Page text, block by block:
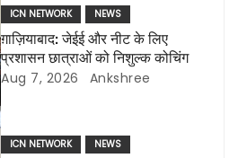
ICN NETWORK NEWS
ग़ाज़ियाबाद: जेईई और नीट के लिए
प्रशासन छात्राओं को निशुल्क कोचिंग
Aug 7, 2026 Ankshree
ICN NETWORK NEWS